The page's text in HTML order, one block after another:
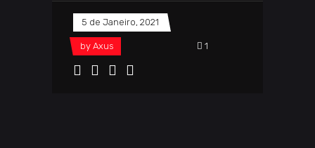
5 de Janeiro, 2021
by Axus 1